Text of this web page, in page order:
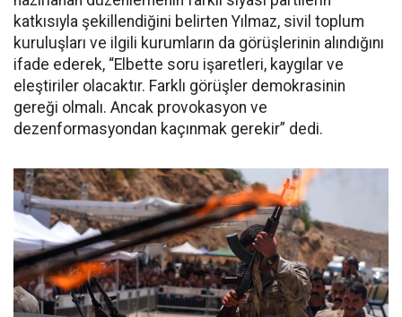
katkısıyla şekillendiğini belirten Yılmaz, sivil toplum
kuruluşları ve ilgili kurumların da görüşlerinin alındığını
ifade ederek, “Elbette soru işaretleri, kaygılar ve
eleştiriler olacaktır. Farklı görüşler demokrasinin
gereği olmalı. Ancak provokasyon ve
dezenformasyondan kaçınmak gerekir” dedi.